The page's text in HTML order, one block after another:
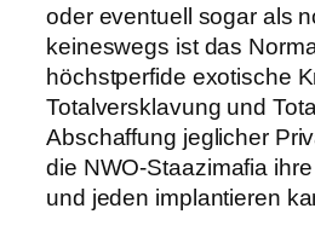
oder eventuell sogar als
keineswegs ist das
höchstperfide exotische
Totalversklavung und
Abschaffung jeglicher
die NWO-Staazimafia
und jeden implantieren